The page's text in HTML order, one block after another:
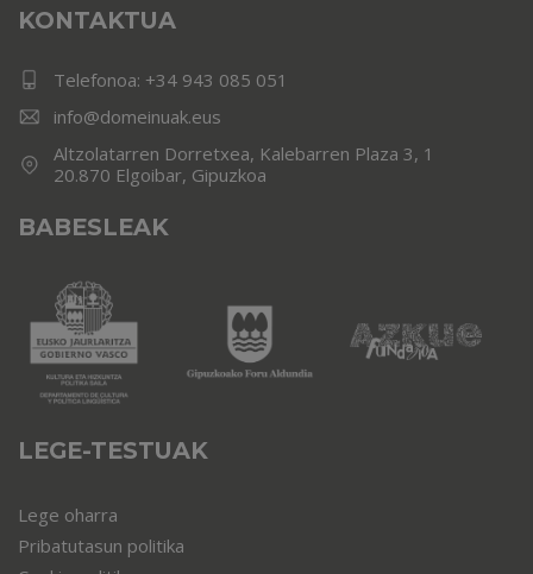
KONTAKTUA
Telefonoa: +34 943 085 051
info@domeinuak.eus
Altzolatarren Dorretxea, Kalebarren Plaza 3, 1
20.870 Elgoibar, Gipuzkoa
BABESLEAK
LEGE-TESTUAK
Lege oharra
Pribatutasun politika